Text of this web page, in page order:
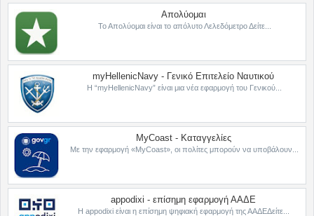
Απολύομαι
Το Απολύομαι είναι το απόλυτο Λελεδόμετρο Δείτε...
myHellenicNavy - Γενικό Επιτελείο Ναυτικού
Η “myHellenicNavy” είναι μια νέα εφαρμογή του Γενικού...
MyCoast - Καταγγελίες
Με την εφαρμογή «MyCoast», οι πολίτες μπορούν να υποβάλουν...
appodixi - επίσημη εφαρμογή ΑΑΔΕ
Η appodixi είναι η επίσημη ψηφιακή εφαρμογή της ΑΑΔΕΔείτε...